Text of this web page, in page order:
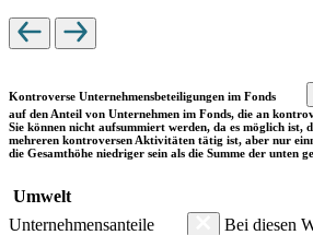
Kontroverse Unternehmensbeteiligungen im Fonds
auf den Anteil von Unternehmen im Fonds, die an
Sie können nicht aufsummiert werden, da es möglich ist,
mehreren kontroversen Aktivitäten tätig ist, aber nur
die Gesamthöhe niedriger sein als die Summe der unten
Umwelt
Unternehmensanteile
Bei diesen